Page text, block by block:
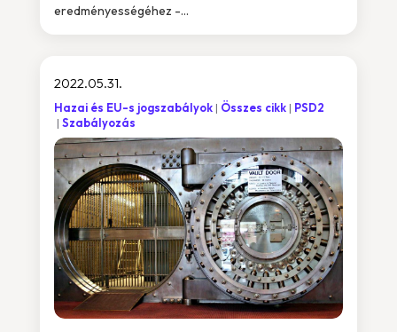
eredményességéhez -...
2022.05.31.
Hazai és EU-s jogszabályok Összes cikk
PSD2
Szabályozás